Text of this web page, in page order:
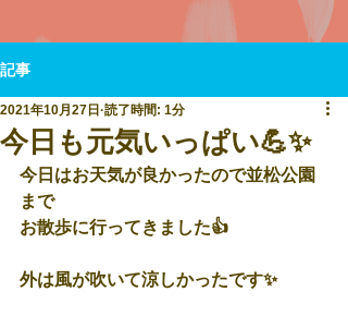
記事
今日も元気いっぱい💪✨
2021年10月27日 読了時間: 1分
今日はお天気が良かったので並松公園
まで
お散歩に行ってきました👍
外は風が吹いて涼しかったです✨